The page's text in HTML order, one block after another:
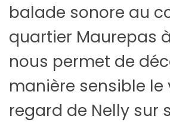
balade sonore au
quartier Maurepas
nous permet de
manière sensible le
regard de Nelly sur